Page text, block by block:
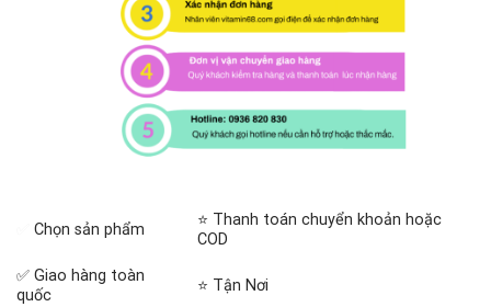
Chọn sản phẩm
⭐ Thanh toán chuyển khoản hoặc
COD
✅ Giao hàng toàn
quốc
⭐ Tận Nơi